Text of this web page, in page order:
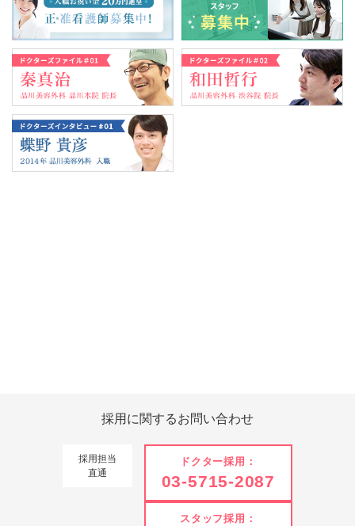
採用に関するお問い合わせ
採用担当
直通
ドクター採用：
03-5715-2087
スタッフ採用：